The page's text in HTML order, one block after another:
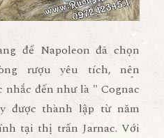
đế Napoleon đã chọn
rượu yêu tích, nên
đến như là " Cognac
được thành lập từ năm
tại thị trấn Jarnac. Với